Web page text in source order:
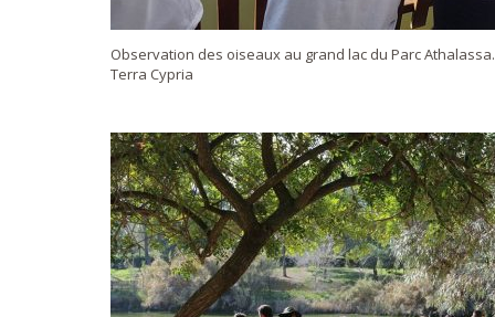
Observation des oiseaux au grand lac du Parc
Terra Cypria